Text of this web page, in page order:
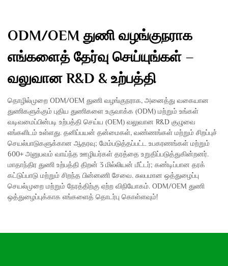
ODM/OEM துணி வழங்குநராக
எங்களைத் தேர்வு செய்யுங்கள் –
வலுவான R&D & உற்பத்தி
தொழில்முறை ODM/OEM துணி வழங்குநராக, அனைத்து வகையான
துணிகளுக்கும் புதிய துணிகளை உருவாக்க (ODM) மற்றும் உங்கள்
வடிவமைப்பின்படி உற்பத்தி செய்ய (OEM) வலுவான R&D குழுவை
எங்களிடம் உள்ளது. தனிப்பயன் தன்மைகள், வண்ணங்கள் மற்றும் சிறப்புச்
செயல்பாடுகளுக்கான ஆதரவு; மேம்படுத்தப்பட்ட உபகரணங்கள் மற்றும்
600+ அனுபவம் வாய்ந்த ஊழியர்கள் தரத்தை உறுதிப்படுத்துகின்றனர்.
மாதாந்திர துணி உற்பத்தி திறன் 3 மில்லியன் மீட்டர்; கண்டிப்பான தரக்
கட்டுப்பாடு மற்றும் சிறந்த பின்னணி சேவை. சுலபமான ஒத்துழைப்பு
செயல்முறை மற்றும் நேரத்திற்கு ஏற்ற விநியோகம். ODM/OEM துணி
ஒத்துழைப்புக்காக எங்களைத் தொடர்பு கொள்ளவும்!